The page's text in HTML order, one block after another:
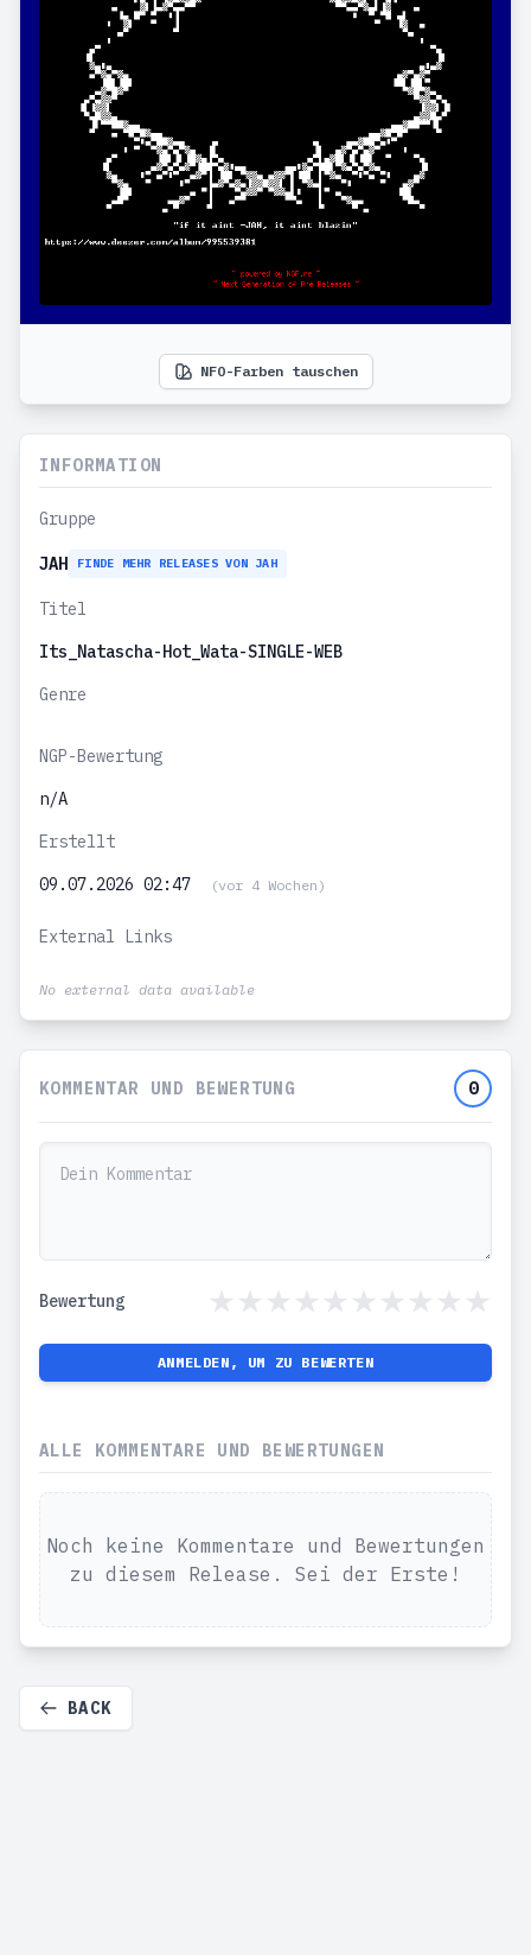
NFO-Farben tauschen
INFORMATION
Gruppe
JAH FINDE MEHR RELEASES VON JAH
Titel
Its_Natascha-Hot_Wata-SINGLE-WEB
Genre
NGP-Bewertung
n/A
Erstellt
09.07.2026 02:47
(vor 4 Wochen)
External Links
No external data available
KOMMENTAR UND BEWERTUNG 0
Bewertung
ANMELDEN, UM ZU BEWERTEN
ALLE KOMMENTARE UND BEWERTUNGEN
Noch keine Kommentare und Bewertungen
zu diesem Release. Sei der Erste!
BACK